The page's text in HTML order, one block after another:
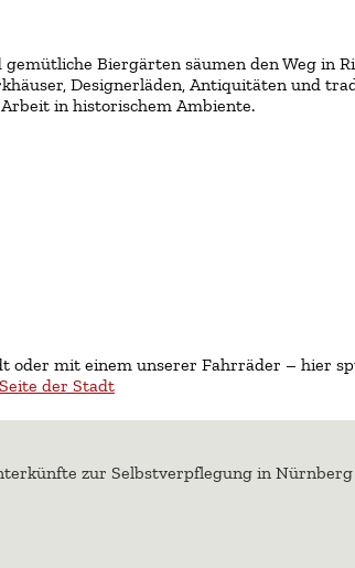
Biergärten säumen den Weg in
Designerläden, Antiquitäten und
in historischem Ambiente.
oder mit einem unserer Fahrräder – hier
der Stadt
zur Selbstverpflegung in Nürnberg